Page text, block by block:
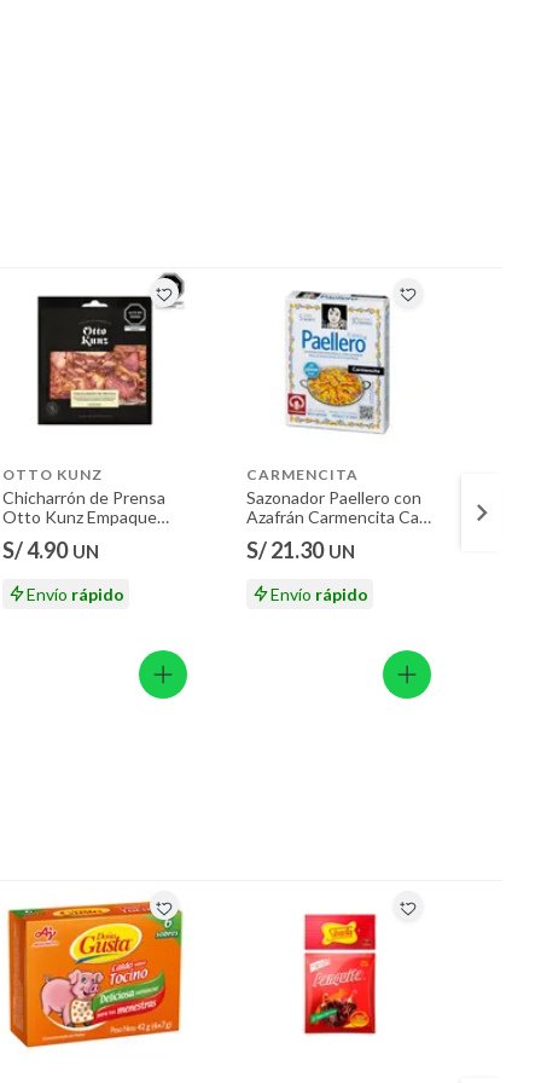
OTTO KUNZ
Chicharrón de Prensa
Otto Kunz Empaque
S/ 4.90 UN
Envío rápido
CARMENCITA
Sazonador Paellero con
Azafrán Carmencita Caja
S/ 21.30 UN
Envío rápido